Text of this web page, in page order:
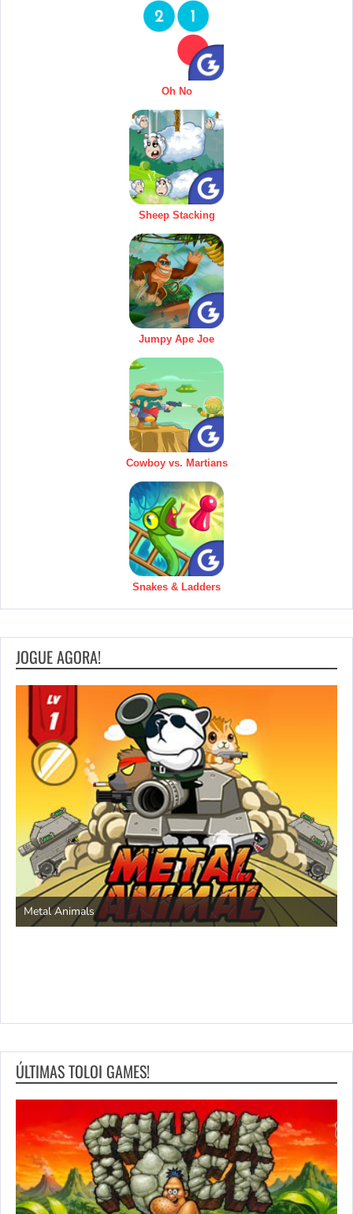
Oh No
Sheep Stacking
Jumpy Ape Joe
Cowboy vs. Martians
Snakes & Ladders
JOGUE AGORA!
Metal Animals
ÚLTIMAS TOLOI GAMES!